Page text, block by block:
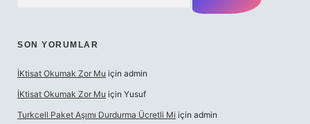
SON YORUMLAR
İKtisat Okumak Zor Mu için admin
İKtisat Okumak Zor Mu için Yusuf
Turkcell Paket Aşımı Durdurma Ücretli Mi için admin